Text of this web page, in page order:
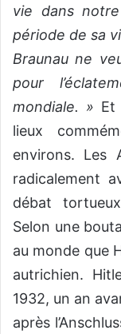
vie dans
période de sa
Braunau ne
pour
mondiale. » Et
lieux
environs. Les
radicalement
débat
Selon une
au monde que
autrichien.
1932, un an
après